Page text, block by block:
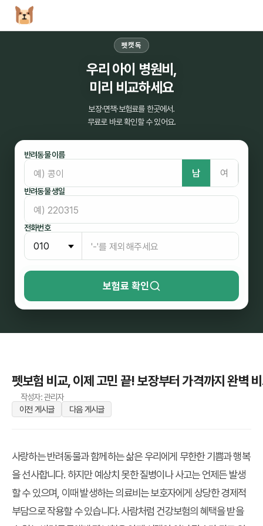
펫캣독
우리 아이 병원비,
미리 비교하세요
보장·면책·보험료를 한곳에서.
무료로 바로 확인할 수 있어요.
반려동물 이름
남 여
반려동물 생일
전화번호
보험료 확인
펫보험 비교, 이제 고민 끝! 보장부터 가격까지 완벽
작성자: 관리자
이전 게시글
다음 게시글
사랑하는 반려동물과 함께하는 삶은 우리에게 무한한 기쁨과 행복
을 선사합니다. 하지만 예상치 못한 질병이나 사고는 언제든 발생
할 수 있으며, 이때 발생하는 의료비는 보호자에게 상당한 경제적
부담으로 작용할 수 있습니다. 사람처럼 건강보험의 혜택을 받을